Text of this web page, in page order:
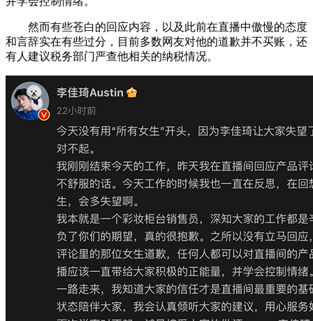
然而有些苍白的回应内容，以及此前在直播中傲慢的态度
和言辞实在有些过分，目前多数网友对他的道歉并不买账，还
有人建议税务部门严查他相关的纳税情况。